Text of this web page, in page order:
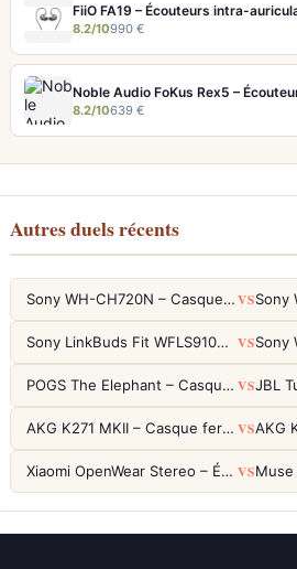
8.2/10990 €
8.2/10639 €
Autres duels récents
Sony WH-CH720N – Casque ANC 35h, Ultra-léger (192g) avec Processeur V1 VS
Sony LinkBuds Fit WFLS910NW Blanc – Écouteurs Sport Ailes ANC VS
POGS The Elephant – Casque Filaire Enfants 85dB POGS-Safe™ (Éco-Responsable) VS
AKG K271 MKII – Casque fermé studio fiable pour une écoute neutre VS
Xiaomi OpenWear Stereo – Écouteurs Open-Ear Hi-Res avec réduction de fuite sonore VS